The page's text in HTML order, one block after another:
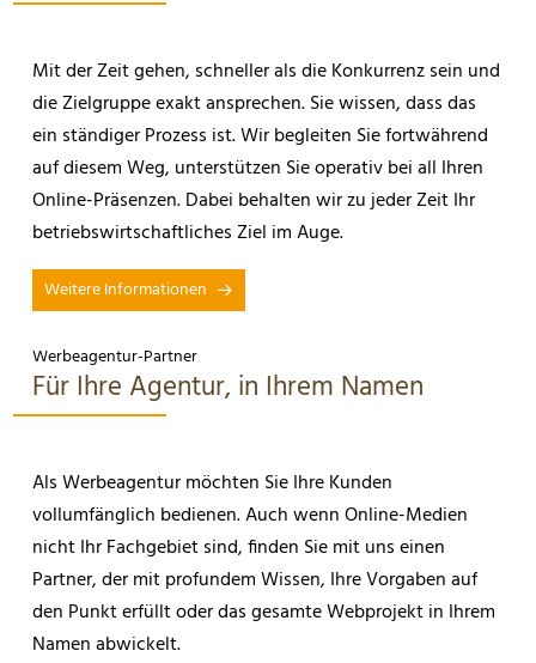
Mit der Zeit gehen, schneller als die Konkurrenz sein und
die Zielgruppe exakt ansprechen. Sie wissen, dass das
ein ständiger Prozess ist. Wir begleiten Sie fortwährend
auf diesem Weg, unterstützen Sie operativ bei all Ihren
Online-Präsenzen. Dabei behalten wir zu jeder Zeit Ihr
betriebswirtschaftliches Ziel im Auge.
Weitere Informationen
Werbeagentur-Partner
Für Ihre Agentur, in Ihrem Namen
Als Werbeagentur möchten Sie Ihre Kunden
vollumfänglich bedienen. Auch wenn Online-Medien
nicht Ihr Fachgebiet sind, finden Sie mit uns einen
Partner, der mit profundem Wissen, Ihre Vorgaben auf
den Punkt erfüllt oder das gesamte Webprojekt in Ihrem
Namen abwickelt.